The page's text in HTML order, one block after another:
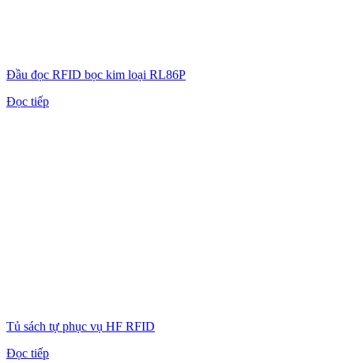
Đầu đọc RFID bọc kim loại RL86P
Đọc tiếp
Tủ sách tự phục vụ HF RFID
Đọc tiếp